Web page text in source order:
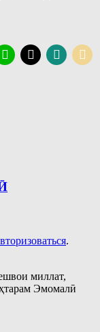
.
миллат,
Эмомалӣ